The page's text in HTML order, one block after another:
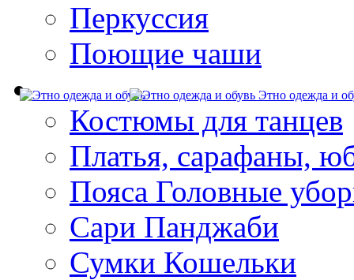
Перкуссия
Поющие чаши
Этно одежда и
Костюмы для танцев
Платья, сарафаны,
Пояса Головные
Сари Панджаби
Сумки Кошельки